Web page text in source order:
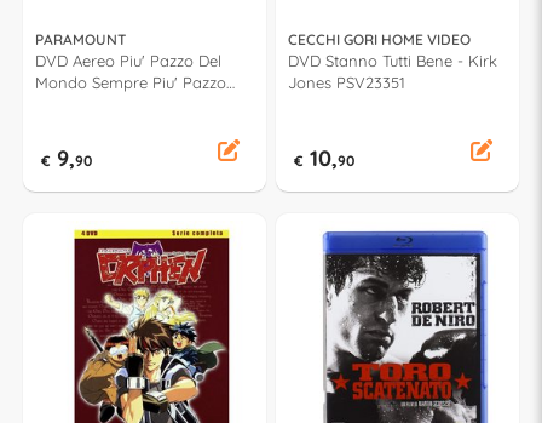
PARAMOUNT
DVD Aereo Piu' Pazzo Del
Mondo Sempre Piu' Pazzo
€ 9,90
CECCHI GORI HOME VIDEO
DVD Stanno Tutti Bene - Kirk
Jones PSV23351
€ 10,90